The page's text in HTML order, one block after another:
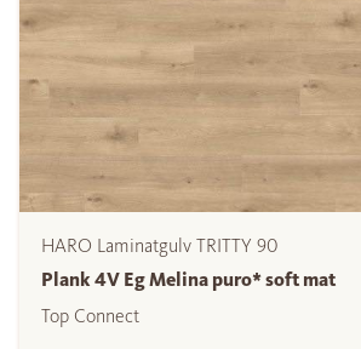
HARO Laminatgulv TRITTY 90
Plank 4V Eg Melina puro* soft mat
Top Connect